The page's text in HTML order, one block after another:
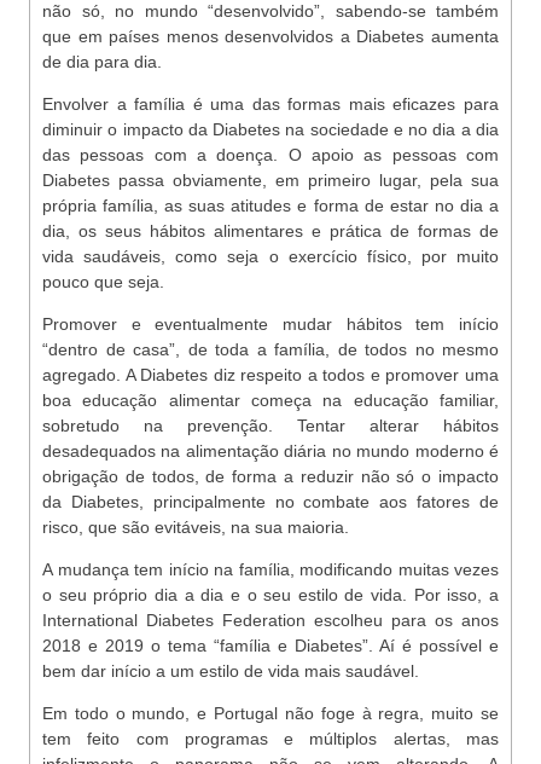
não só, no mundo “desenvolvido”, sabendo-se também
que em países menos desenvolvidos a Diabetes aumenta
de dia para dia.
Envolver a família é uma das formas mais eficazes para
diminuir o impacto da Diabetes na sociedade e no dia a dia
das pessoas com a doença. O apoio as pessoas com
Diabetes passa obviamente, em primeiro lugar, pela sua
própria família, as suas atitudes e forma de estar no dia a
dia, os seus hábitos alimentares e prática de formas de
vida saudáveis, como seja o exercício físico, por muito
pouco que seja.
Promover e eventualmente mudar hábitos tem início
“dentro de casa”, de toda a família, de todos no mesmo
agregado. A Diabetes diz respeito a todos e promover uma
boa educação alimentar começa na educação familiar,
sobretudo na prevenção. Tentar alterar hábitos
desadequados na alimentação diária no mundo moderno é
obrigação de todos, de forma a reduzir não só o impacto
da Diabetes, principalmente no combate aos fatores de
risco, que são evitáveis, na sua maioria.
A mudança tem início na família, modificando muitas vezes
o seu próprio dia a dia e o seu estilo de vida. Por isso, a
International Diabetes Federation escolheu para os anos
2018 e 2019 o tema “família e Diabetes”. Aí é possível e
bem dar início a um estilo de vida mais saudável.
Em todo o mundo, e Portugal não foge à regra, muito se
tem feito com programas e múltiplos alertas, mas